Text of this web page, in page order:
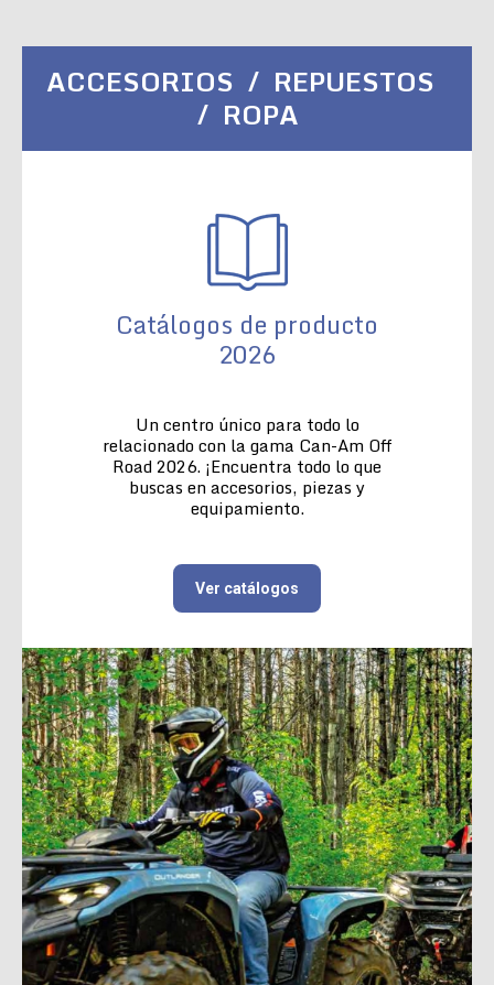
ACCESORIOS / REPUESTOS
/ ROPA
Catálogos de producto
2026
Un centro único para todo lo
relacionado con la gama Can-Am Off
Road 2026. ¡Encuentra todo lo que
buscas en accesorios, piezas y
equipamiento.
Ver catálogos